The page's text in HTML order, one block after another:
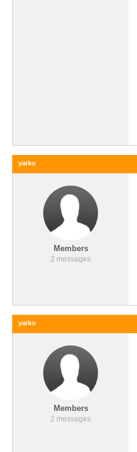
yarko
Members
2 messages
yarko
Members
2 messages